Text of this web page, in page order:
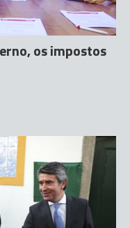
os impostos